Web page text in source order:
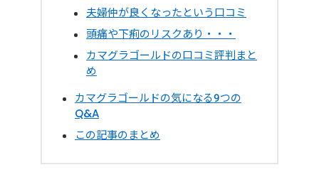
夫婦仲が良くなったという口コミ
頭痛や下痢のリスクあり・・・
カマグラゴールドの口コミ評判まと
め
カマグラゴールドの気になる9つの
Q&A
この記事のまとめ